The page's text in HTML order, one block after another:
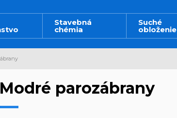
Stavebná
chémia
Suché
obloženie
Modré parozábrany